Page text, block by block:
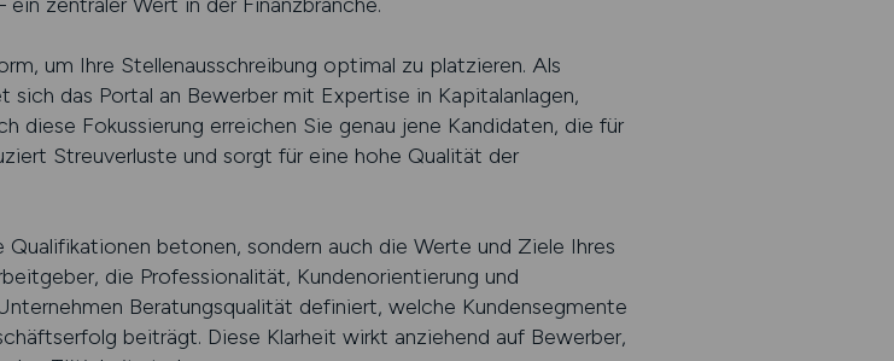
um Ihre Stellenausschreibung optimal zu platzieren. Als
das Portal an Bewerber mit Expertise in Kapitalanlagen,
diese Fokussierung erreichen Sie genau jene Kandidaten, die für
Streuverluste und sorgt für eine hohe Qualität der
betonen, sondern auch die Werte und Ziele Ihres
die Professionalität, Kundenorientierung und
Beratungsqualität definiert, welche Kundensegmente
beiträgt. Diese Klarheit wirkt anziehend auf Bewerber,